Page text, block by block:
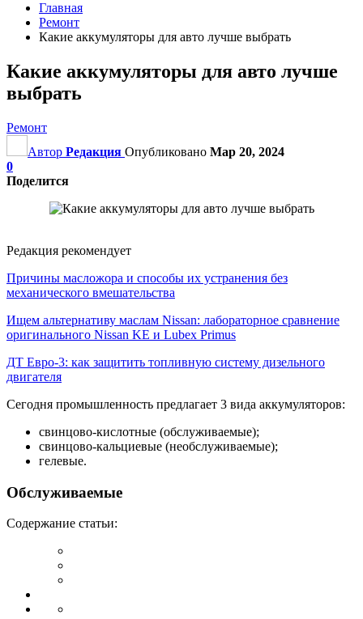
Главная
Ремонт
Какие аккумуляторы для авто лучше выбрать
Какие аккумуляторы для авто лучше
выбрать
Ремонт
Автор Редакция Опубликовано Мар 20, 2024
0
Поделится
Редакция рекомендует
Причины масложора и способы их устранения без
механического вмешательства
Ищем альтернативу маслам Nissan: лабораторное сравнение
оригинального Nissan KE и Lubex Primus
ДТ Евро-3: как защитить топливную систему дизельного
двигателя
Сегодня промышленность предлагает 3 вида аккумуляторов:
свинцово-кислотные (обслуживаемые);
свинцово-кальциевые (необслуживаемые);
гелевые.
Обслуживаемые
Содержание статьи: